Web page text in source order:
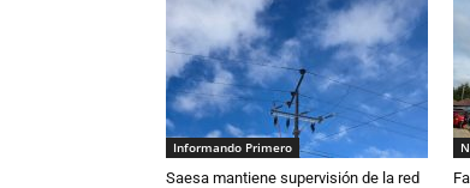
Informando Primero
Saesa mantiene supervisión de la red